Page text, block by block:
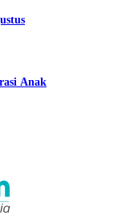
Anak